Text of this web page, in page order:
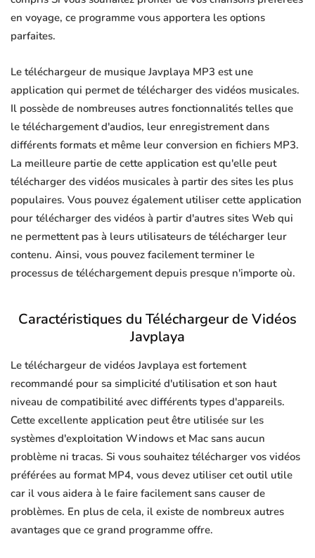
en voyage, ce programme vous apportera les options
parfaites.
Le téléchargeur de musique Javplaya MP3 est une
application qui permet de télécharger des vidéos musicales.
Il possède de nombreuses autres fonctionnalités telles que
le téléchargement d'audios, leur enregistrement dans
différents formats et même leur conversion en fichiers MP3.
La meilleure partie de cette application est qu'elle peut
télécharger des vidéos musicales à partir des sites les plus
populaires. Vous pouvez également utiliser cette application
pour télécharger des vidéos à partir d'autres sites Web qui
ne permettent pas à leurs utilisateurs de télécharger leur
contenu. Ainsi, vous pouvez facilement terminer le
processus de téléchargement depuis presque n'importe où.
Caractéristiques du Téléchargeur de Vidéos
Javplaya
Le téléchargeur de vidéos Javplaya est fortement
recommandé pour sa simplicité d'utilisation et son haut
niveau de compatibilité avec différents types d'appareils.
Cette excellente application peut être utilisée sur les
systèmes d'exploitation Windows et Mac sans aucun
problème ni tracas. Si vous souhaitez télécharger vos vidéos
préférées au format MP4, vous devez utiliser cet outil utile
car il vous aidera à le faire facilement sans causer de
problèmes. En plus de cela, il existe de nombreux autres
avantages que ce grand programme offre.